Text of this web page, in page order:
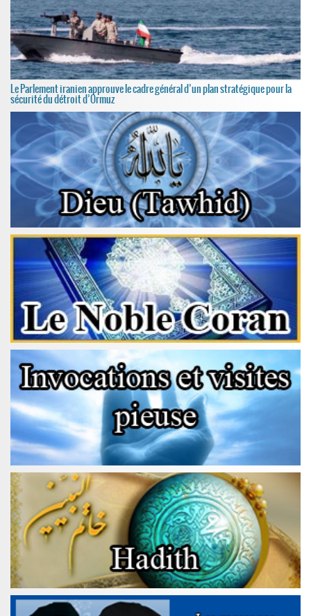
Le Parlement iranien approuve le cadre général d’un plan stratégique pour la
sécurité du détroit d’Ormuz